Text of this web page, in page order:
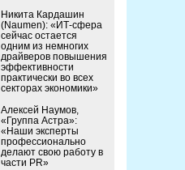
Никита Кардашин
(Naumen): «ИТ-сфера
сейчас остается
одним из немногих
драйверов повышения
эффективности
практически во всех
секторах экономики»
Алексей Наумов,
«Группа Астра»:
«Наши эксперты
профессионально
делают свою работу в
части PR»